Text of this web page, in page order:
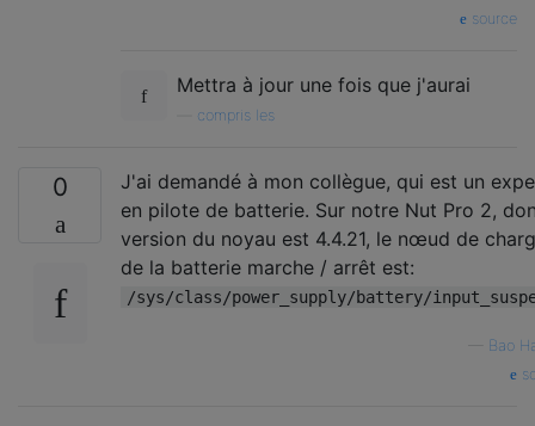
source
Mettra à jour une fois que j'aurai
compris les
0
J'ai demandé à mon collègue, qui est un
en pilote de batterie. Sur notre Nut Pro 2,
version du noyau est 4.4.21, le nœud de
de la batterie marche / arrêt est:
/sys/class/power_supply/battery/
Bao